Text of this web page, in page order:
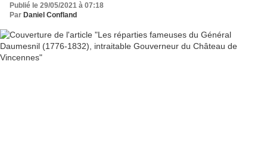
Publié le 29/05/2021 à 07:18
Par Daniel Confland